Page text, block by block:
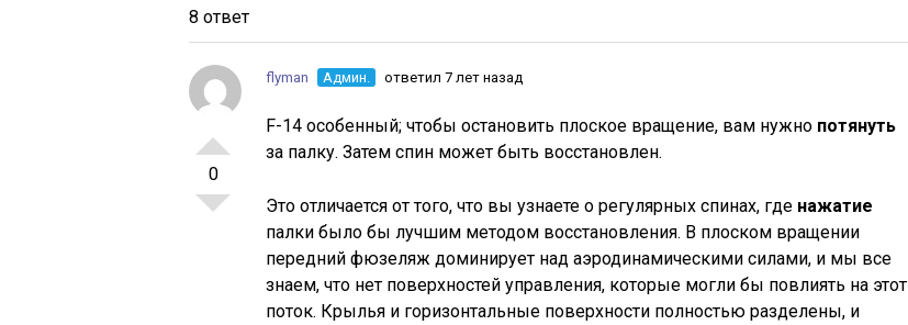
8 ответ
0
flyman Админ. ответил 7 лет назад
F-14 особенный; чтобы остановить плоское вращение, вам нужно потянуть
за палку. Затем спин может быть восстановлен.
Это отличается от того, что вы узнаете о регулярных спинах, где нажатие
палки было бы лучшим методом восстановления. В плоском вращении
передний фюзеляж доминирует над аэродинамическими силами, и мы все
знаем, что нет поверхностей управления, которые могли бы повлиять на этот
поток. Крылья и горизонтальные поверхности полностью разделены, и